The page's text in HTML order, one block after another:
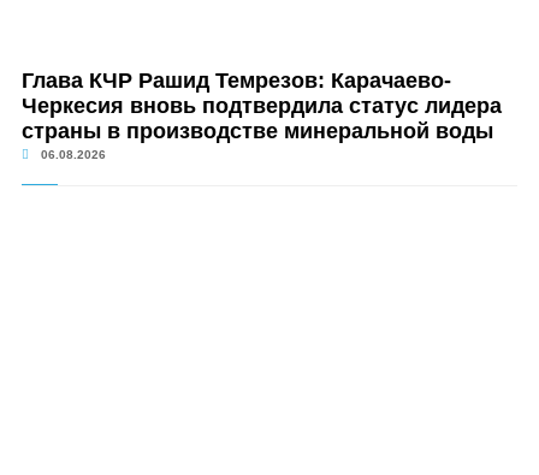
Глава КЧР Рашид Темрезов: Карачаево-
Черкесия вновь подтвердила статус лидера
страны в производстве минеральной воды
06.08.2026